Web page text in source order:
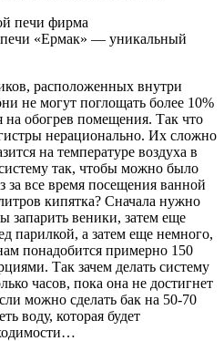
«Ермак» — уникальный
расположенных внутри
не могут поглощать более 10%
обогрев помещения. Так что
нерационально. Их сложно
на температуре воздуха в
так, чтобы можно было
за все время посещения ванной
кипятка? Сначала нужно
запарить веники, затем еще
парилкой, а затем еще немного,
понадобится примерно 150
Так зачем делать систему
часов, пока она не достигнет
можно сделать бак на 50-70
воду, которая будет